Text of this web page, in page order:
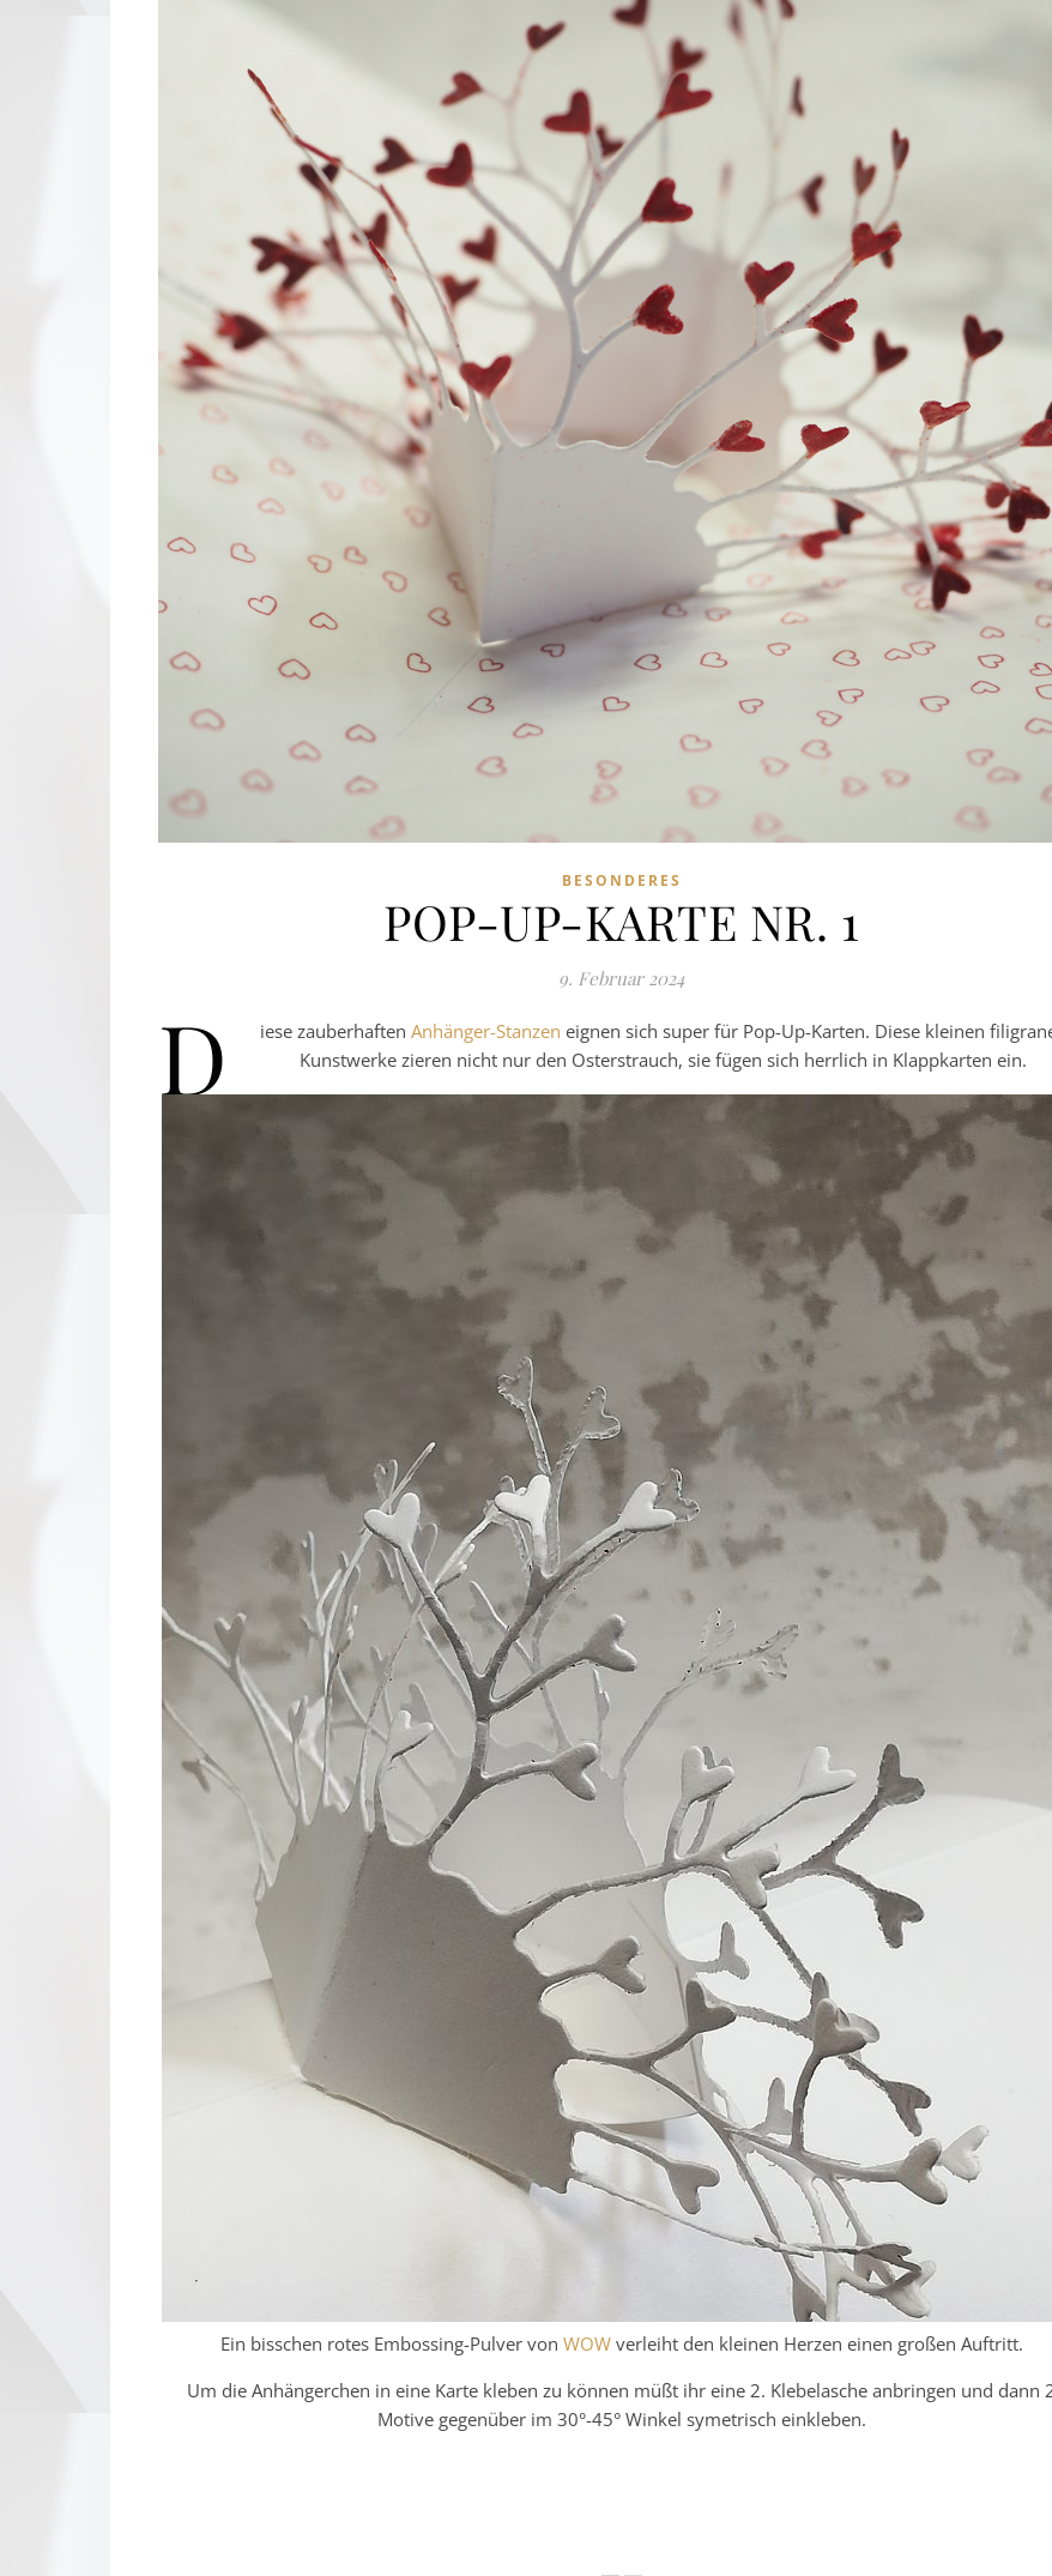
BESONDERES
POP-UP-KARTE NR. 1
9. Februar 2024
D iese zauberhaften Anhänger-Stanzen eignen sich super für Pop-Up-Karten. Diese kleinen
Kunstwerke zieren nicht nur den Osterstrauch, sie fügen sich herrlich in Klappkarten ein.
Ein bisschen rotes Embossing-Pulver von WOWverleiht den kleinen Herzen einen großen Auftritt.
Um die Anhängerchen in eine Karte kleben zu können müßt ihr eine 2. Klebelasche anbringen und dann
Motive gegenüber im 30°-45° Winkel symetrisch einkleben.